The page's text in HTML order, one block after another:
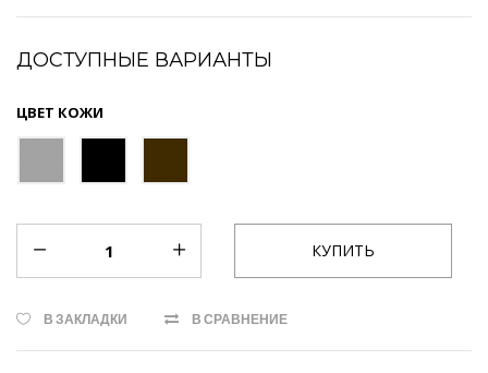
ДОСТУПНЫЕ ВАРИАНТЫ
ЦВЕТ КОЖИ
В ЗАКЛАДКИ В СРАВНЕНИЕ